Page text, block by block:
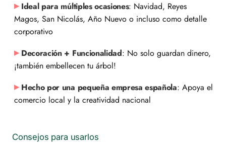
Ideal para múltiples ocasiones: Navidad, Reyes
Magos, San Nicolás, Año Nuevo o incluso como detalle
corporativo
Decoración + Funcionalidad: No solo guardan dinero,
¡también embellecen tu árbol!
Hecho por una pequeña empresa española: Apoya el
comercio local y la creatividad nacional
Consejos para usarlos